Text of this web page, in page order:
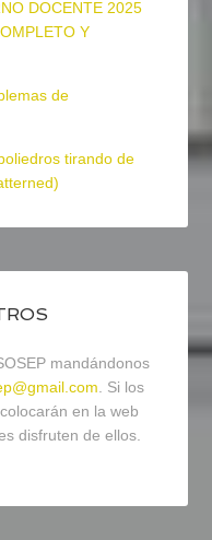
DOCENTE 2025
Y
de
tirando de
mandándonos
. Si los
en la web
disfruten de ellos.